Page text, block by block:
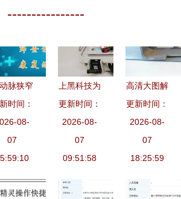
----------------
脉狭窄
忽视的
命威胁与
算机辅助
断的崭新
时间：
08-
07
上黑科技为
食药“体
检”，以设
备“把脉”护
航官兵前行
更新时间：
2026-08-
07
09:51:58
高清大图解
析安捷伦
E4403B 频
谱分析仪
高性能仪器
生态
更新时间：
2026-08-
07
18:25:59